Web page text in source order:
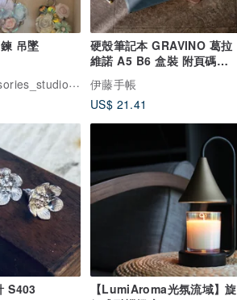
吊墜
HOBY_accessories_studio 荷比手作飾品
硬殼筆記本 GRAVINO 葛拉
維諾 A5 B6 盒裝 附頁碼
5mm 方格筆記本
伊藤手帳
US$ 21.41
S403
【LumiAroma光氛流域】旋